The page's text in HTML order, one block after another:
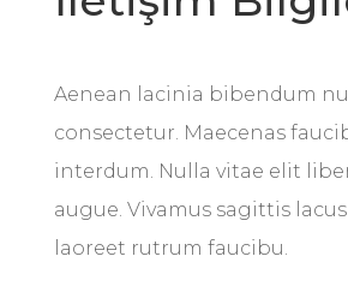
Aenean lacinia bibendum
consectetur. Maecenas
interdum. Nulla vitae elit
augue. Vivamus sagittis
laoreet rutrum faucibu.